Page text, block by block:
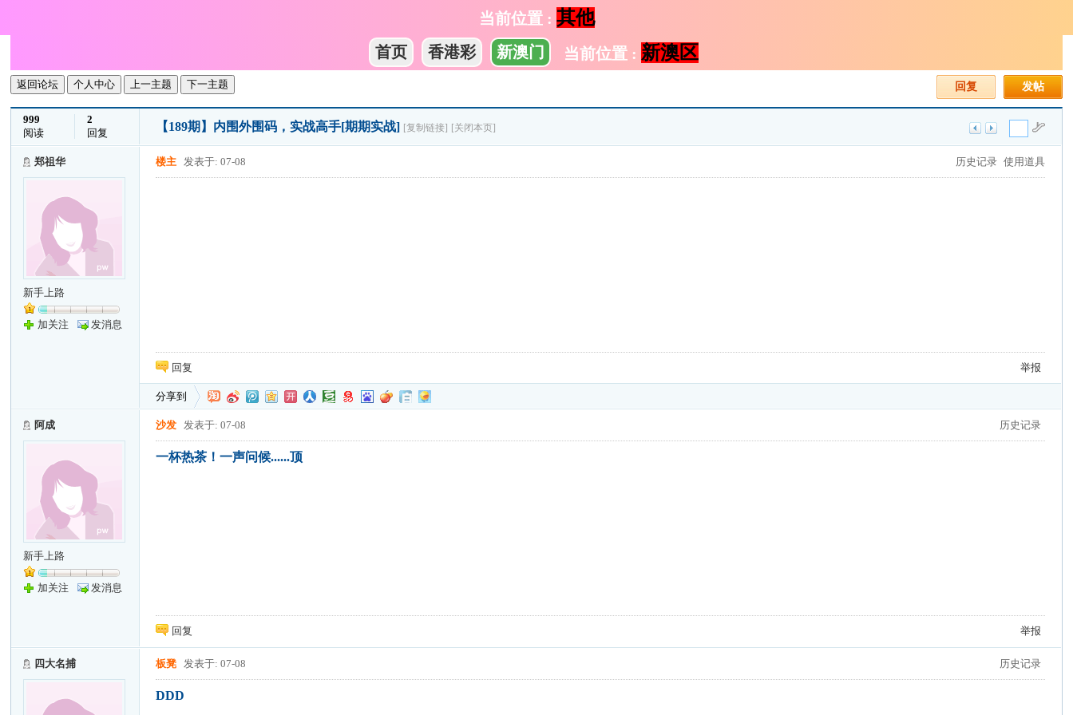
当前位置 : 其他
首页 香港彩 新澳门 当前位置 : 新澳区
返回论坛 个人中心 上一主题 下一主题 发帖
回复
999
阅读
2
回复
【189期】内围外围码，实战高手[期期实战] [复制链接] [关闭本页]
郑祖华
新手上路
加关注 发消息
历史记录 使用道具
楼主 发表于: 07-08
回复 举报
分享到
阿成
新手上路
加关注 发消息
历史记录
沙发 发表于: 07-08
一杯热茶！一声问候......顶
回复 举报
四大名捕 历史记录
板凳 发表于: 07-08
DDD